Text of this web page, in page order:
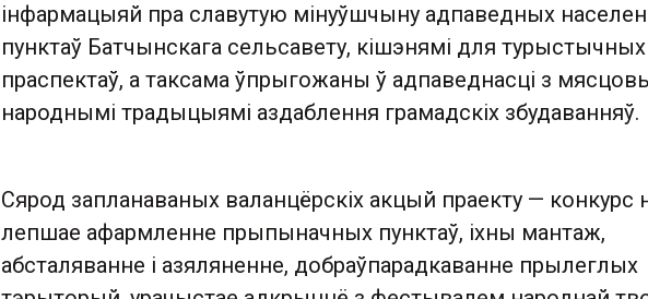
інфармацыяй пра славутую мінуўшчыну адпаведных
пунктаў Батчынскага сельсавету, кішэнямі для турыстычных
праспектаў, а таксама ўпрыгожаны ў адпаведнасці з
народнымі традыцыямі аздаблення грамадскіх збудаванняў.
Сярод запланаваных валанцёрскіх акцый праекту — конкурс
лепшае афармленне прыпыначных пунктаў, іхны мантаж,
абсталяванне і азяляненне, добраўпарадкаванне прылеглых